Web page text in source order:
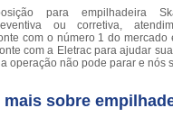
para empilhadeira
ou corretiva,
com o número 1 do mercado
com a Eletrac para ajudar
operação não pode parar e nós
mais sobre